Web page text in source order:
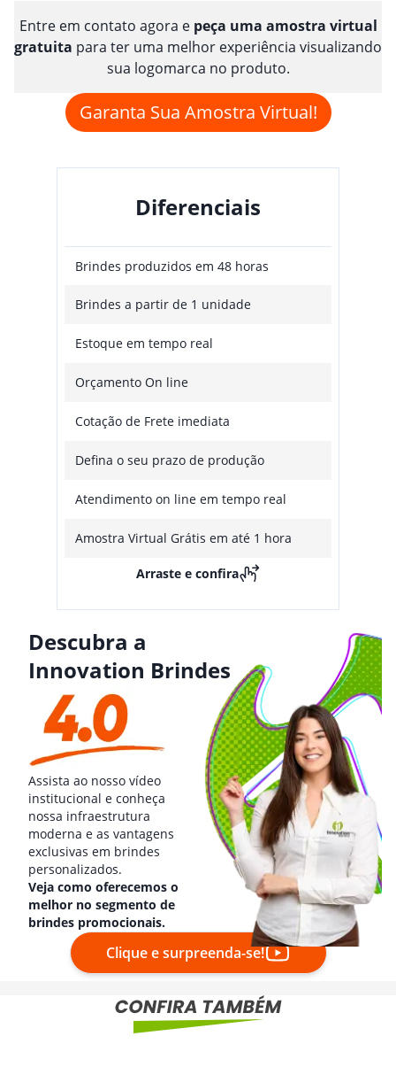
Entre em contato agora e peça uma amostra virtual
gratuita para ter uma melhor experiência visualizando
sua logomarca no produto.
Garanta Sua Amostra Virtual!
Diferenciais
Brindes produzidos em 48 horas
Brindes a partir de 1 unidade
Estoque em tempo real
Orçamento On line
Cotação de Frete imediata
Defina o seu prazo de produção
Atendimento on line em tempo real
Amostra Virtual Grátis em até 1 hora
Arraste e confira
Descubra a
Innovation Brindes
Assista ao nosso vídeo
institucional e conheça
nossa infraestrutura
moderna e as vantagens
exclusivas em brindes
personalizados.
Veja como oferecemos o
melhor no segmento de
brindes promocionais.
Clique e surpreenda-se!